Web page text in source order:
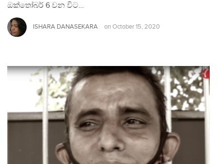
ඔක්තෝබර් 6 වන විට…
ISHARA DANASEKARA on October 15, 2020